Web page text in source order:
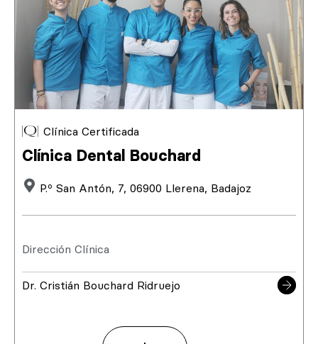
Clínica Certificada
Clínica Dental Bouchard
P.º San Antón, 7, 06900 Llerena, Badajoz
Dirección Clínica
Dr. Cristián Bouchard Ridruejo